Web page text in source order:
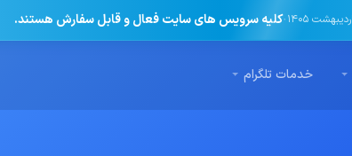
·کلیه سرویس های سایت فعال و قابل سفارش هستند.
خدمات تلگرام